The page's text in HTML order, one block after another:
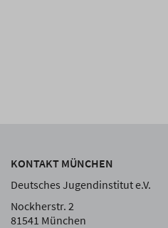
KONTAKT MÜNCHEN
Deutsches Jugendinstitut e.V.
Nockherstr. 2
81541 München